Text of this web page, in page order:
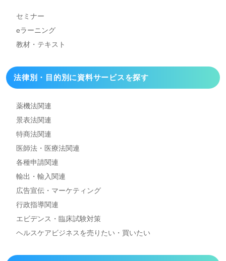
セミナー
eラーニング
教材・テキスト
法律別・目的別に資料サービスを探す
薬機法関連
景表法関連
特商法関連
医師法・医療法関連
各種申請関連
輸出・輸入関連
広告宣伝・マーケティング
行政指導関連
エビデンス・臨床試験対策
ヘルスケアビジネスを売りたい・買いたい